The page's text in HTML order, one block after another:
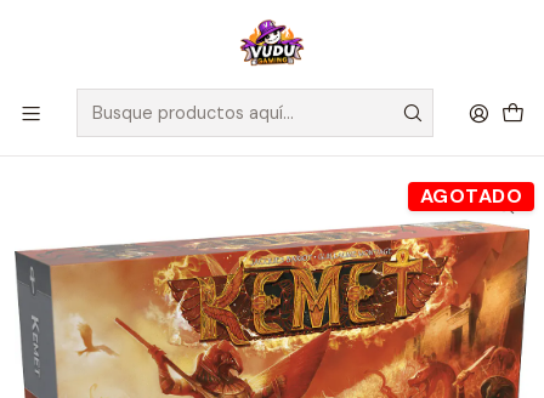
🚀 ¡Despachamos a todo Chile! Envío GRATIS a Regiones sobre
$100.000 y a RM sobre $35.000
Inicio Juegos de Mesa Competitivos
Kemet - Juego de mesa - Español
AGOTADO